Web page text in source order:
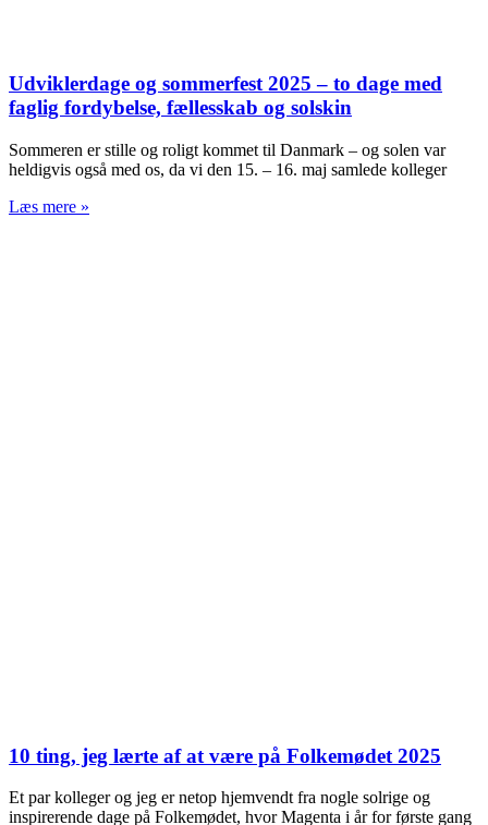
Udviklerdage og sommerfest 2025 – to dage med
faglig fordybelse, fællesskab og solskin
Sommeren er stille og roligt kommet til Danmark – og solen var
heldigvis også med os, da vi den 15. – 16. maj samlede kolleger
Læs mere »
10 ting, jeg lærte af at være på Folkemødet 2025
Et par kolleger og jeg er netop hjemvendt fra nogle solrige og
inspirerende dage på Folkemødet, hvor Magenta i år for første gang